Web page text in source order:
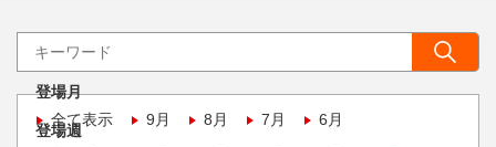
登場月
全て表示
9月 8月 7月 6月
登場週